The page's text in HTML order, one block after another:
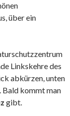
über ein
Linkskehre des
abkürzen, unten
Bald kommt man
gibt.